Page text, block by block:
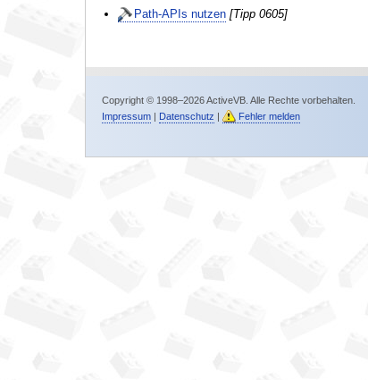
Path-APIs nutzen [Tipp 0605]
Copyright © 1998–2026 ActiveVB. Alle Rechte vorbehalten.
Impressum| Datenschutz | Fehler melden